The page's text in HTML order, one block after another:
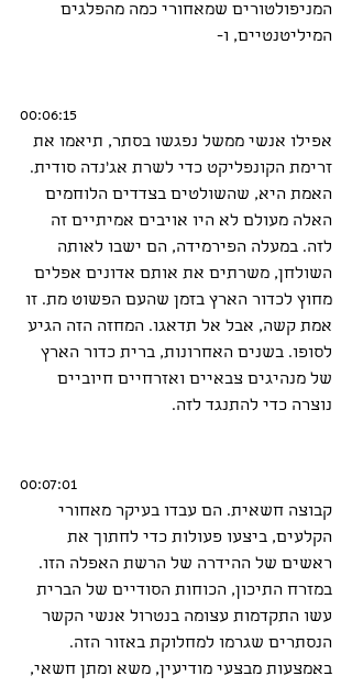
המניפולטורים שמאחורי כמה מהפלגים
המיליטנטיים, ו-
00:06:15
אפילו אנשי ממשל נפגשו בסתר, תיאמו את
זרימת הקונפליקט כדי לשרת אג'נדה סודית.
האמת היא, שהשולטים בצדדים הלוחמים
האלה מעולם לא היו אויבים אמיתיים זה
לזה. במעלה הפירמידה, הם ישבו לאותה
השולחן, משרתים את אותם אדונים אפלים
מחוץ לכדור הארץ בזמן שהעם הפשוט מת. זו
אמת קשה, אבל אל תדאגו. המחזה הזה הגיע
לסופו. בשנים האחרונות, ברית כדור הארץ
של מנהיגים צבאיים ואזרחיים חיוביים
נוצרה כדי להתנגד לזה.
00:07:01
קבוצה חשאית. הם עבדו בעיקר מאחורי
הקלעים, ביצעו פעולות כדי לחתוך את
ראשים של ההידרה של הרשת האפלה הזו.
במזרח התיכון, הכוחות הסודיים של הברית
עשו התקדמות עצומה בנטרול אנשי הקשר
הנסתרים שגרמו למחלוקת באזור הזה.
באמצעות מבצעי מודיעין, משא ומתן חשאי,